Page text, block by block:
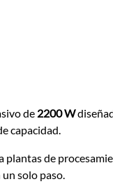
de 2200 W
capacidad.
de
solo paso.